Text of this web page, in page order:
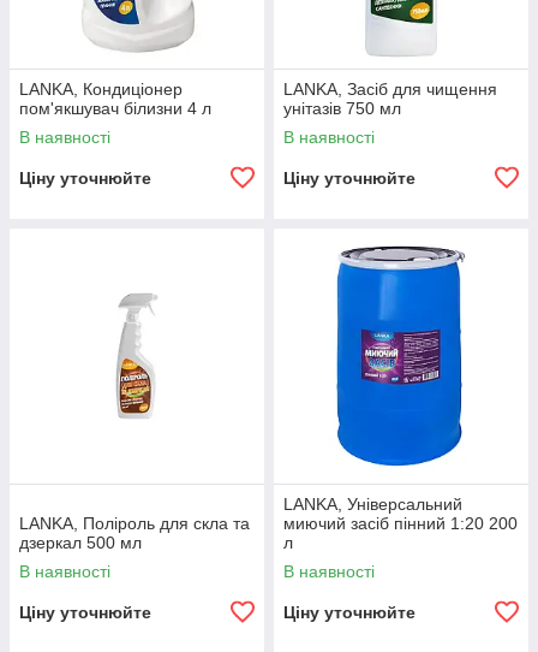
LANKA, Кондиціонер
пом'якшувач білизни 4 л
В наявності
Ціну уточнюйте
LANKA, Засіб для чищення
унітазів 750 мл
В наявності
Ціну уточнюйте
LANKA, Поліроль для скла та
дзеркал 500 мл
В наявності
Ціну уточнюйте
LANKA, Універсальний
миючий засіб пінний 1:20 200
л
В наявності
Ціну уточнюйте